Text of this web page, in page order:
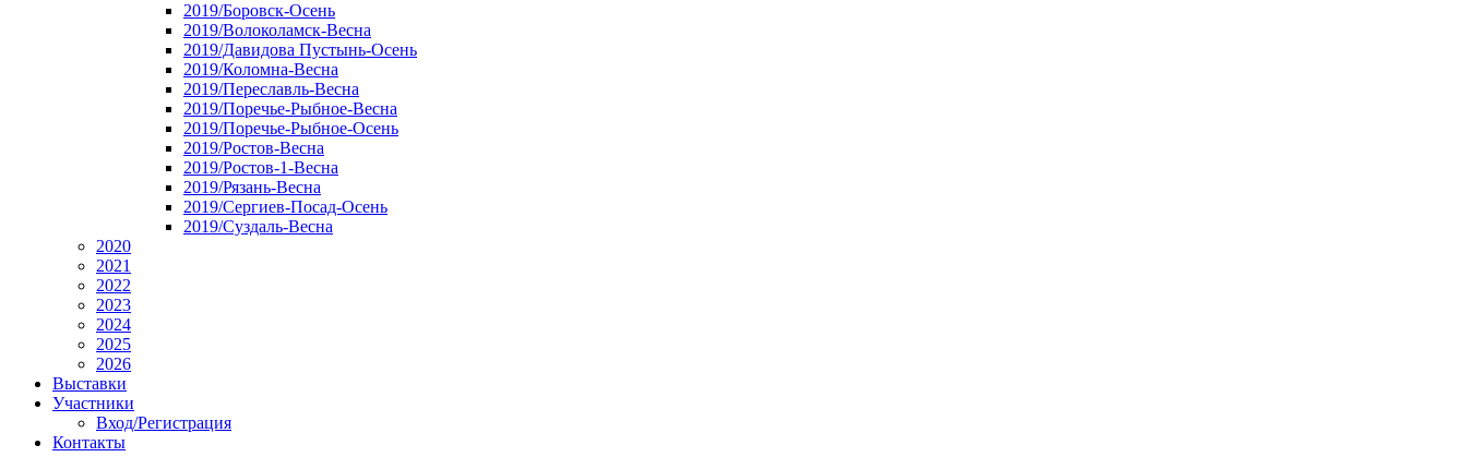
2019/Боровск-Осень
2019/Волоколамск-Весна
2019/Давидова Пустынь-Осень
2019/Коломна-Весна
2019/Переславль-Весна
2019/Поречье-Рыбное-Весна
2019/Поречье-Рыбное-Осень
2019/Ростов-Весна
2019/Ростов-1-Весна
2019/Рязань-Весна
2019/Сергиев-Посад-Осень
2019/Суздаль-Весна
2020
2021
2022
2023
2024
2025
2026
Выставки
Участники
Вход/Регистрация
Контакты